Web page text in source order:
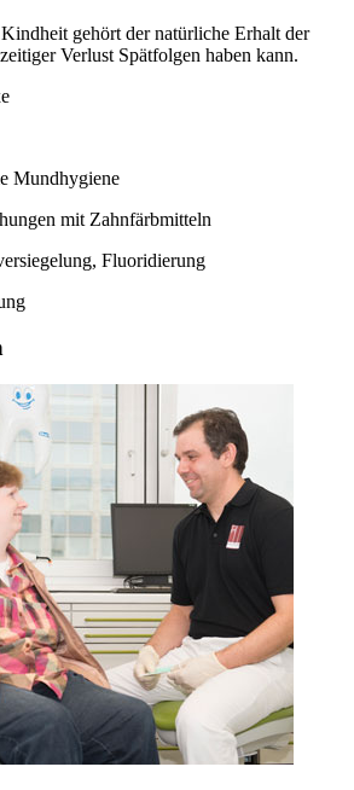
gehört der natürliche Erhalt der
Verlust Spätfolgen haben kann.
Mundhygiene
mit Zahnfärbmitteln
Fluoridierung